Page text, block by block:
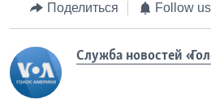
Поделиться Follow us
Служба новостей